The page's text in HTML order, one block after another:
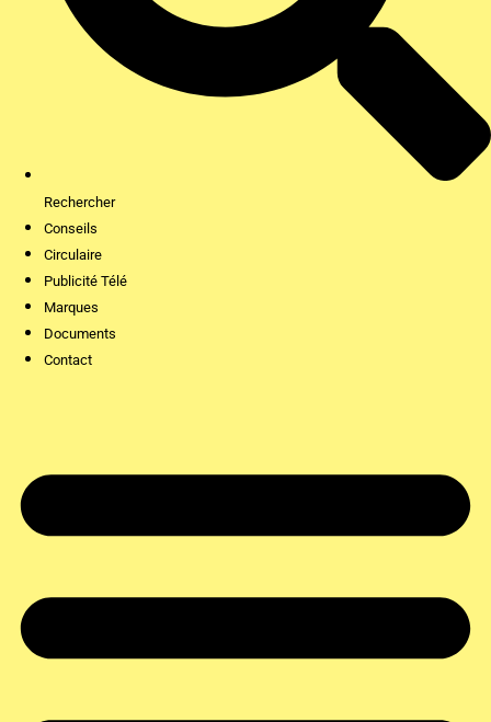
Rechercher
Conseils
Circulaire
Publicité Télé
Marques
Documents
Contact